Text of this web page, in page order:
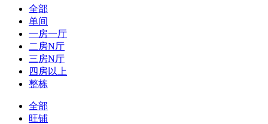
全部
单间
一房一厅
二房N厅
三房N厅
四房以上
整栋
全部
旺铺